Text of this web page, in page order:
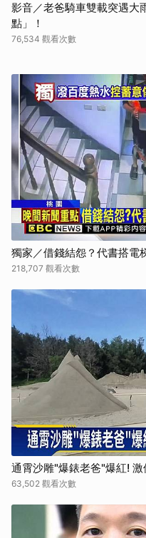
影音／老爸騎車雙載突遇
點」！
76,534 觀看次數
獨家／借錢結怨？代書搭電
218,707 觀看次數
通霄沙雕"爆錶老爸"爆紅!
63,502 觀看次數